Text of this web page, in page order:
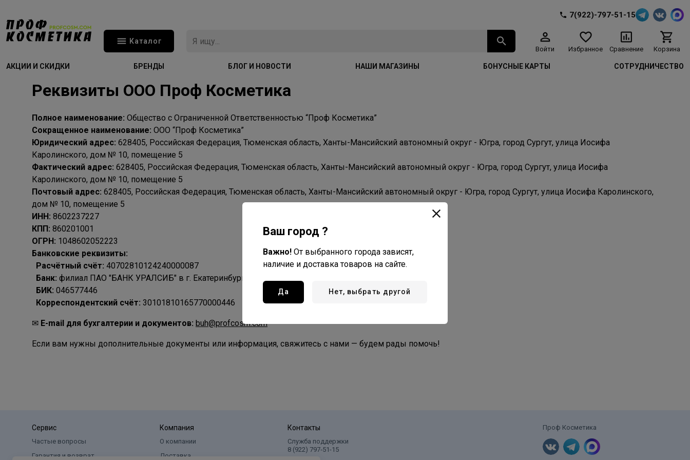
7(922)-797-51-15
Каталог
Войти Избранное Сравнение Корзина
АКЦИИ И СКИДКИ БРЕНДЫ БЛОГ И НОВОСТИ НАШИ МАГАЗИНЫ БОНУСНЫЕ КАРТЫ СОТРУДНИЧЕСТВО
Реквизиты ООО Проф Косметика
Полное наименование: Общество с Ограниченной Ответственностью “Проф Косметика”
Сокращенное наименование: ООО “Проф Косметика”
Юридический адрес: 628405, Российская Федерация, Тюменская область, Ханты-Мансийский автономный округ - Югра, город Сургут, улица Иосифа
Каролинского, дом № 10, помещение 5
Фактический адрес: 628405, Российская Федерация, Тюменская область, Ханты-Мансийский автономный округ - Югра, город Сургут, улица Иосифа
Каролинского, дом № 10, помещение 5
Почтовый адрес: 628405, Российская Федерация, Тюменская область, Ханты-Мансийский автономный округ - Югра, город Сургут, улица Иосифа Каролинского,
дом № 10, помещение 5
ИНН: 8602237227
КПП: 860201001
ОГРН: 1048602052223
Банковские реквизиты:
Расчётный счёт: 40702810124240000087
Банк: филиал ПАО "БАНК УРАЛСИБ" в г. Екатеринбург
БИК: 046577446
Корреспондентский счёт: 30101810165770000446
✉ E-mail для бухгалтерии и документов: buh@profcosm.com
Если вам нужны дополнительные документы или информация, свяжитесь с нами — будем рады помочь!
Сервис
Частые вопросы
Гарантия и возврат
Компания
О компании
Доставка
Контакты
Служба поддержки
8 (922) 797‑51-15
Проф Косметика
Ваш город ?
Важно! От выбранного города зависят,
наличие и доставка товаров на сайте.
Да Нет, выбрать другой